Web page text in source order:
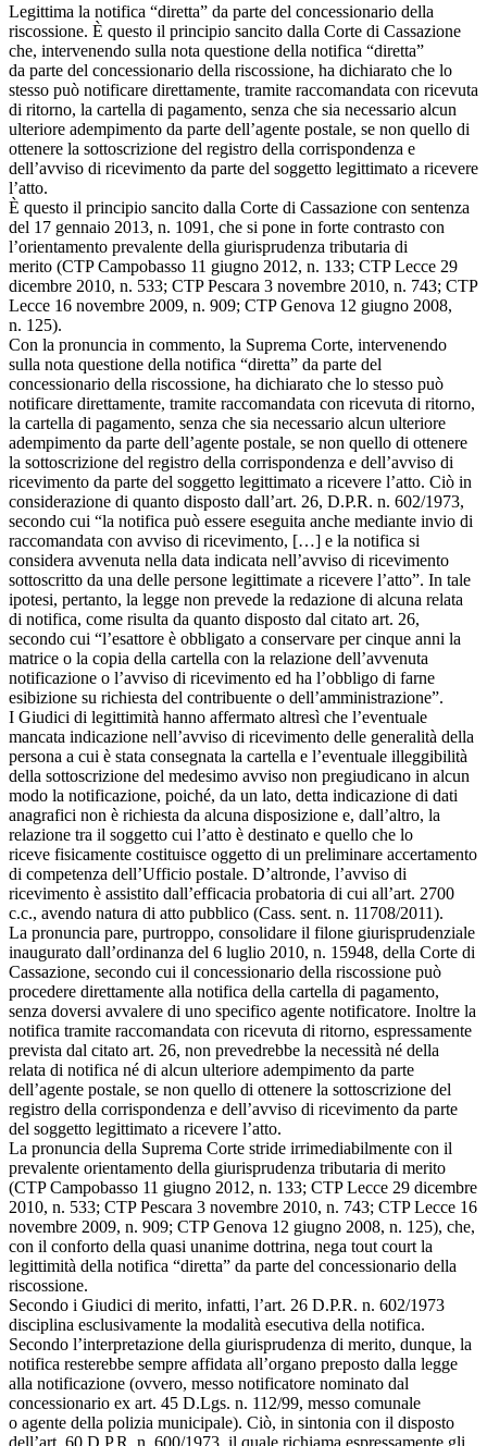
Legittima la notifica “diretta” da parte del concessionario della
riscossione. È questo il principio sancito dalla Corte di Cassazione
che, intervenendo sulla nota questione della notifica “diretta”
da parte del concessionario della riscossione, ha dichiarato che lo
stesso può notificare direttamente, tramite raccomandata con ricevuta
di ritorno, la cartella di pagamento, senza che sia necessario alcun
ulteriore adempimento da parte dell’agente postale, se non quello di
ottenere la sottoscrizione del registro della corrispondenza e
dell’avviso di ricevimento da parte del soggetto legittimato a ricevere
l’atto.
È questo il principio sancito dalla Corte di Cassazione con sentenza
del 17 gennaio 2013, n. 1091, che si pone in forte contrasto con
l’orientamento prevalente della giurisprudenza tributaria di
merito (CTP Campobasso 11 giugno 2012, n. 133; CTP Lecce 29
dicembre 2010, n. 533; CTP Pescara 3 novembre 2010, n. 743; CTP
Lecce 16 novembre 2009, n. 909; CTP Genova 12 giugno 2008,
n. 125).
Con la pronuncia in commento, la Suprema Corte, intervenendo
sulla nota questione della notifica “diretta” da parte del
concessionario della riscossione, ha dichiarato che lo stesso può
notificare direttamente, tramite raccomandata con ricevuta di ritorno,
la cartella di pagamento, senza che sia necessario alcun ulteriore
adempimento da parte dell’agente postale, se non quello di ottenere
la sottoscrizione del registro della corrispondenza e dell’avviso di
ricevimento da parte del soggetto legittimato a ricevere l’atto. Ciò in
considerazione di quanto disposto dall’art. 26, D.P.R. n. 602/1973,
secondo cui “la notifica può essere eseguita anche mediante invio di
raccomandata con avviso di ricevimento, […] e la notifica si
considera avvenuta nella data indicata nell’avviso di ricevimento
sottoscritto da una delle persone legittimate a ricevere l’atto”. In tale
ipotesi, pertanto, la legge non prevede la redazione di alcuna relata
di notifica, come risulta da quanto disposto dal citato art. 26,
secondo cui “l’esattore è obbligato a conservare per cinque anni la
matrice o la copia della cartella con la relazione dell’avvenuta
notificazione o l’avviso di ricevimento ed ha l’obbligo di farne
esibizione su richiesta del contribuente o dell’amministrazione”.
I Giudici di legittimità hanno affermato altresì che l’eventuale
mancata indicazione nell’avviso di ricevimento delle generalità della
persona a cui è stata consegnata la cartella e l’eventuale illeggibilità
della sottoscrizione del medesimo avviso non pregiudicano in alcun
modo la notificazione, poiché, da un lato, detta indicazione di dati
anagrafici non è richiesta da alcuna disposizione e, dall’altro, la
relazione tra il soggetto cui l’atto è destinato e quello che lo
riceve fisicamente costituisce oggetto di un preliminare accertamento
di competenza dell’Ufficio postale. D’altronde, l’avviso di
ricevimento è assistito dall’efficacia probatoria di cui all’art. 2700
c.c., avendo natura di atto pubblico (Cass. sent. n. 11708/2011).
La pronuncia pare, purtroppo, consolidare il filone giurisprudenziale
inaugurato dall’ordinanza del 6 luglio 2010, n. 15948, della Corte di
Cassazione, secondo cui il concessionario della riscossione può
procedere direttamente alla notifica della cartella di pagamento,
senza doversi avvalere di uno specifico agente notificatore. Inoltre la
notifica tramite raccomandata con ricevuta di ritorno, espressamente
prevista dal citato art. 26, non prevedrebbe la necessità né della
relata di notifica né di alcun ulteriore adempimento da parte
dell’agente postale, se non quello di ottenere la sottoscrizione del
registro della corrispondenza e dell’avviso di ricevimento da parte
del soggetto legittimato a ricevere l’atto.
La pronuncia della Suprema Corte stride irrimediabilmente con il
prevalente orientamento della giurisprudenza tributaria di merito
(CTP Campobasso 11 giugno 2012, n. 133; CTP Lecce 29 dicembre
2010, n. 533; CTP Pescara 3 novembre 2010, n. 743; CTP Lecce 16
novembre 2009, n. 909; CTP Genova 12 giugno 2008, n. 125), che,
con il conforto della quasi unanime dottrina, nega tout court la
legittimità della notifica “diretta” da parte del concessionario della
riscossione.
Secondo i Giudici di merito, infatti, l’art. 26 D.P.R. n. 602/1973
disciplina esclusivamente la modalità esecutiva della notifica.
Secondo l’interpretazione della giurisprudenza di merito, dunque, la
notifica resterebbe sempre affidata all’organo preposto dalla legge
alla notificazione (ovvero, messo notificatore nominato dal
concessionario ex art. 45 D.Lgs. n. 112/99, messo comunale
o agente della polizia municipale). Ciò, in sintonia con il disposto
dell’art. 60 D.P.R. n. 600/1973, il quale richiama espressamente gli